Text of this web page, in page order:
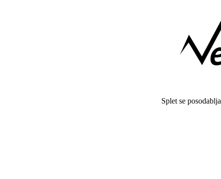
Splet se